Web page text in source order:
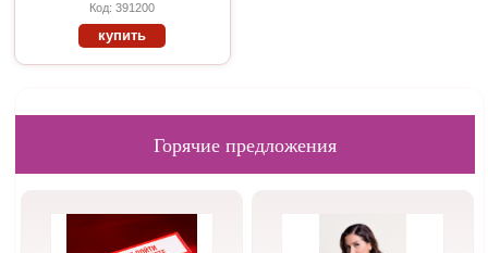
Код: 391200
купить
Горячие предложения